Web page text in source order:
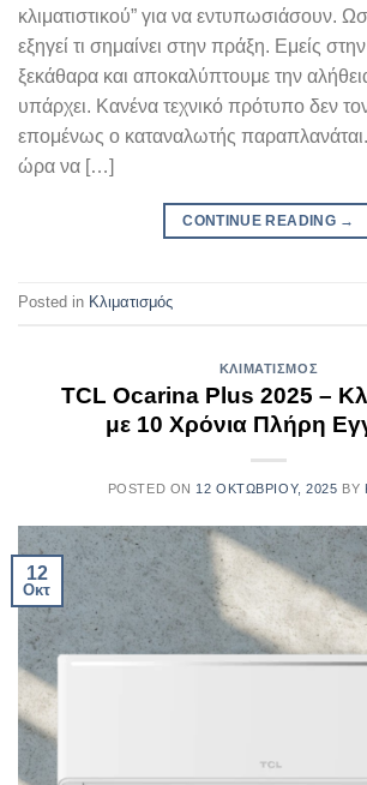
κλιματιστικού” για να εντυπωσιάσουν.
εξηγεί τι σημαίνει στην πράξη. Εμείς
ξεκάθαρα και αποκαλύπτουμε την
υπάρχει. Κανένα τεχνικό πρότυπο δεν
επομένως ο καταναλωτής παραπλανάται.
ώρα να […]
CONTINUE READING →
Posted in Κλιματισμός
ΚΛΙΜΑΤΙΣΜΌΣ
TCL Ocarina Plus 2025 –
με 10 Χρόνια Πλήρη
POSTED ON 12 ΟΚΤΩΒΡΊΟΥ, 2025 BY
12
Οκτ